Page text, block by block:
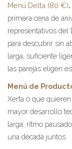
Menú Delta (80 €).
primera cena de
representativos del
para descubrir sin
larga, suficiente
las parejas eligen
Menú de
Xerta o que
mayor desarrollo
larga, ritmo
una década juntos.